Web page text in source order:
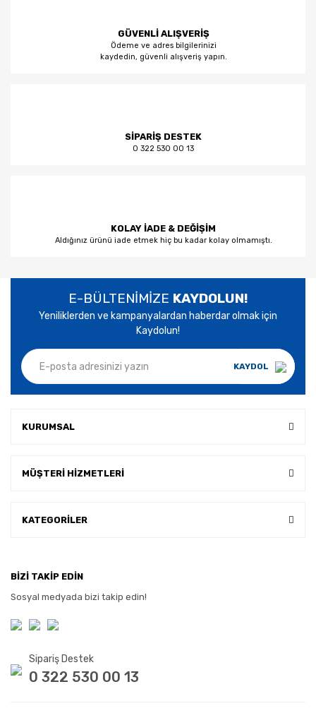
GÜVENLİ ALIŞVERİŞ
Ödeme ve adres bilgilerinizi
kaydedin, güvenli alışveriş yapın.
SİPARİŞ DESTEK
0 322 530 00 13
KOLAY İADE & DEĞİŞİM
Aldığınız ürünü iade etmek hiç bu kadar kolay olmamıştı.
E-BÜLTENİMİZE KAYDOLUN!
Yeniliklerden ve kampanyalardan haberdar olmak için
Kaydolun!
KAYDOL
KURUMSAL
MÜŞTERİ HİZMETLERİ
KATEGORİLER
BİZİ TAKİP EDİN
Sosyal medyada bizi takip edin!
Sipariş Destek
0 322 530 00 13